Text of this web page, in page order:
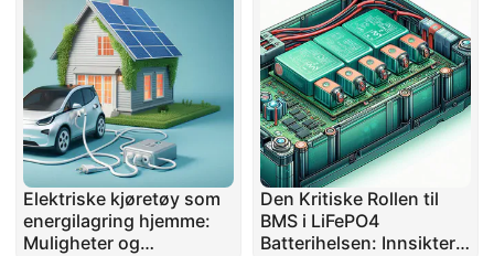
Elektriske kjøretøy som
energilagring hjemme:
Muligheter og
Den Kritiske Rollen til
BMS i LiFePO4
Batterihelsen: Innsikter